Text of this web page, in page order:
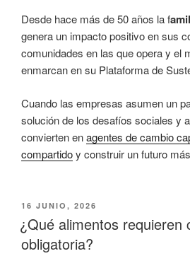
Desde hace más de 50 años la f
genera un impacto positivo en sus
comunidades en las que opera y el
enmarcan en su Plataforma de
Cuando las empresas asumen un
solución de los desafíos sociales y
convierten enagentes de cambio
compartidoy construir un futuro
PUBLICADO
EL
16 JUNIO, 2026
¿Qué alimentos requieren
obligatoria?